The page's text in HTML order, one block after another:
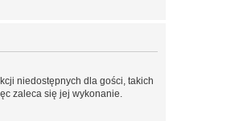
niedostępnych dla gości, takich
zaleca się jej wykonanie.